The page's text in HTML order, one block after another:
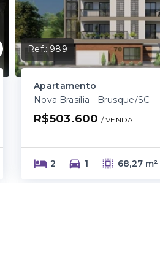
Ref.: 989
Apartamento
Nova Brasília - Brusque/SC
R$503.600 / VENDA
2 1 68,27 m²